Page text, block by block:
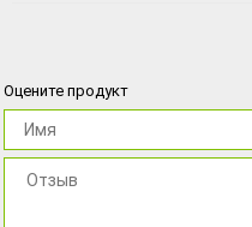
Оцените продукт